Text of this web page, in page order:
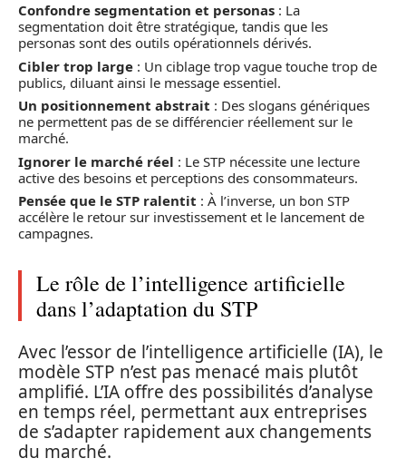
Confondre segmentation et personas : La
segmentation doit être stratégique, tandis que les
personas sont des outils opérationnels dérivés.
Cibler trop large : Un ciblage trop vague touche trop de
publics, diluant ainsi le message essentiel.
Un positionnement abstrait : Des slogans génériques
ne permettent pas de se différencier réellement sur le
marché.
Ignorer le marché réel : Le STP nécessite une lecture
active des besoins et perceptions des consommateurs.
Pensée que le STP ralentit : À l’inverse, un bon STP
accélère le retour sur investissement et le lancement de
campagnes.
Le rôle de l’intelligence artificielle
dans l’adaptation du STP
Avec l’essor de l’intelligence artificielle (IA), le
modèle STP n’est pas menacé mais plutôt
amplifié. L’IA offre des possibilités d’analyse
en temps réel, permettant aux entreprises
de s’adapter rapidement aux changements
du marché.